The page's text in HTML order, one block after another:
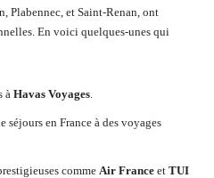
Plabennec, et Saint-Renan, ont
En voici quelques-unes qui
à Havas Voyages.
séjours en France à des voyages
comme Air France et TUI